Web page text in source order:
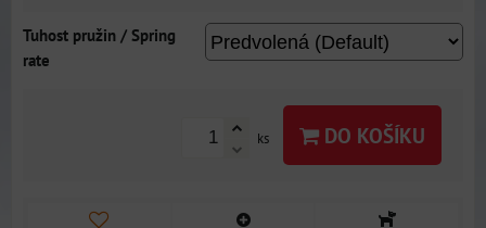
Tuhost pružin / Spring
rate
ks DO KOŠÍKU